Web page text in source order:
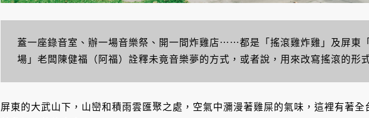
蓋一座錄音室、辦一場音樂祭、開一間炸雞店⋯⋯都是「搖滾雞炸雞」及屏東
場」老闆陳健福（阿福）詮釋未竟音樂夢的方式，或者說，用來改寫搖滾的形
屏東的大武山下，山巒和積雨雲匯聚之處，空氣中瀰漫著雞屎的氣味，這裡有著全